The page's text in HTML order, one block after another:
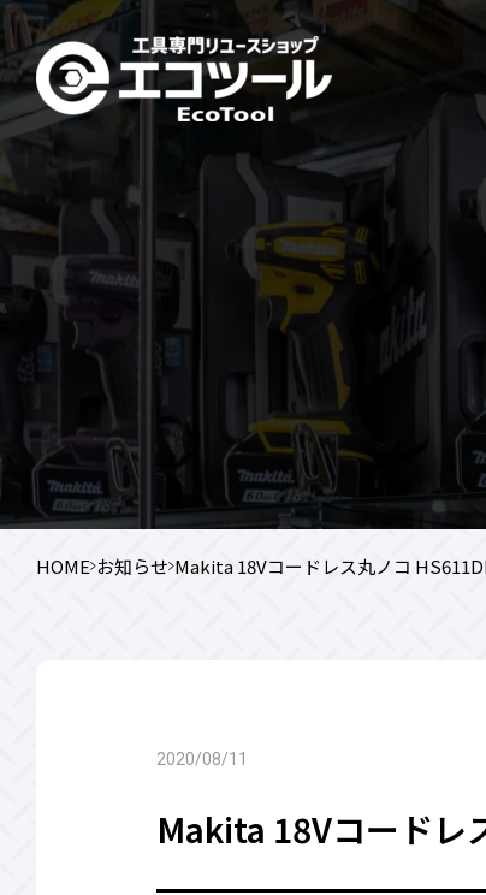
HOME お知らせ Makita 18Vコードレス丸ノコ
2020/08/11
Makita 18Vコードレ